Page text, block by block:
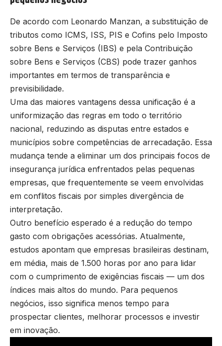
De acordo com Leonardo Manzan, a substituição de
tributos como ICMS, ISS, PIS e Cofins pelo Imposto
sobre Bens e Serviços (IBS) e pela Contribuição
sobre Bens e Serviços (CBS) pode trazer ganhos
importantes em termos de transparência e
previsibilidade.
Uma das maiores vantagens dessa unificação é a
uniformização das regras em todo o território
nacional, reduzindo as disputas entre estados e
municípios sobre competências de arrecadação. Essa
mudança tende a eliminar um dos principais focos de
insegurança jurídica enfrentados pelas pequenas
empresas, que frequentemente se veem envolvidas
em conflitos fiscais por simples divergência de
interpretação.
Outro benefício esperado é a redução do tempo
gasto com obrigações acessórias. Atualmente,
estudos apontam que empresas brasileiras destinam,
em média, mais de 1.500 horas por ano para lidar
com o cumprimento de exigências fiscais — um dos
índices mais altos do mundo. Para pequenos
negócios, isso significa menos tempo para
prospectar clientes, melhorar processos e investir
em inovação.